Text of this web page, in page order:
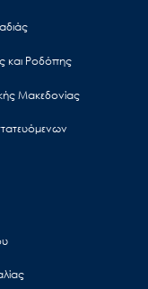
και Ροδόπης
Μακεδονίας